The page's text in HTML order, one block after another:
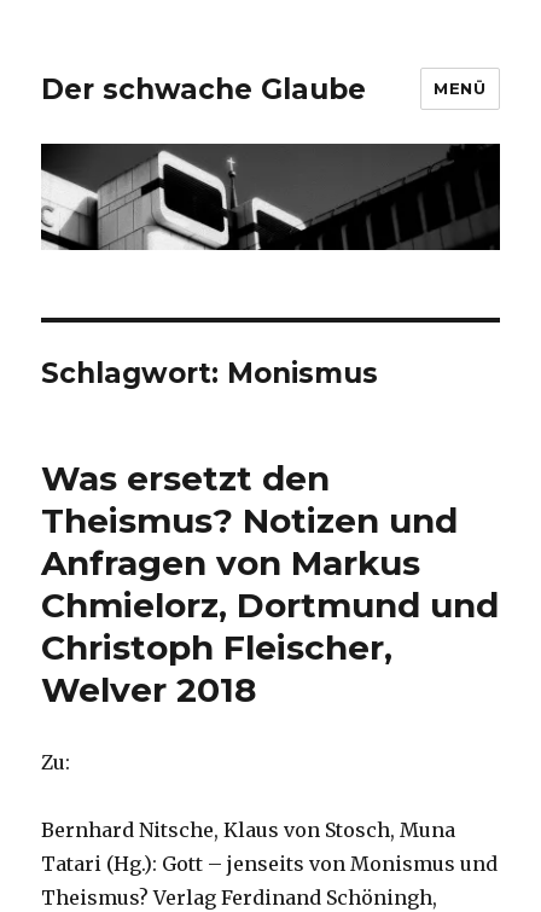
Der schwache Glaube MENÜ
Schlagwort: Monismus
Was ersetzt den
Theismus? Notizen und
Anfragen von Markus
Chmielorz, Dortmund und
Christoph Fleischer,
Welver 2018
Zu:
Bernhard Nitsche, Klaus von Stosch, Muna
Tatari (Hg.): Gott – jenseits von Monismus und
Theismus? Verlag Ferdinand Schöningh,